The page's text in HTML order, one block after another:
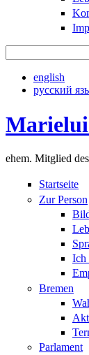
english
русский
ehem. Mitglied
Startseite
Zur Person
Ich
Bremen
Parlament